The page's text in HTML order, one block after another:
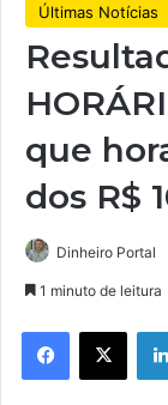
Últimas Notícias
que
dos R$
Dinheiro Portal
1 minuto de leitura
Facebook
X